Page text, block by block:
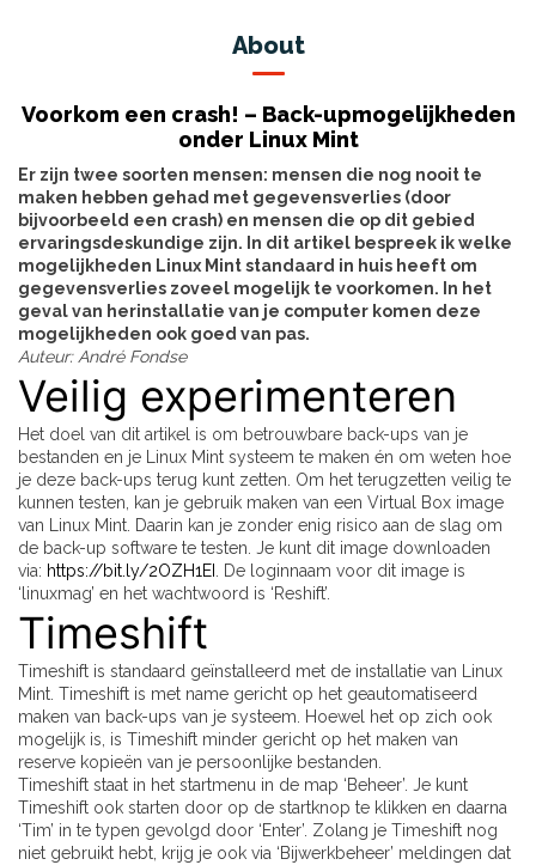
About
Voorkom een crash! – Back-upmogelijkheden
onder Linux Mint
Er zijn twee soorten mensen: mensen die nog nooit te
maken hebben gehad met gegevensverlies (door
bijvoorbeeld een crash) en mensen die op dit gebied
ervaringsdeskundige zijn. In dit artikel bespreek ik welke
mogelijkheden Linux Mint standaard in huis heeft om
gegevensverlies zoveel mogelijk te voorkomen. In het
geval van herinstallatie van je computer komen deze
mogelijkheden ook goed van pas.
Auteur: André Fondse
Veilig experimenteren
Het doel van dit artikel is om betrouwbare back-ups van je
bestanden en je Linux Mint systeem te maken én om weten hoe
je deze back-ups terug kunt zetten. Om het terugzetten veilig te
kunnen testen, kan je gebruik maken van een Virtual Box image
van Linux Mint. Daarin kan je zonder enig risico aan de slag om
de back-up software te testen. Je kunt dit image downloaden
via: https://bit.ly/2OZH1EI . De loginnaam voor dit image is
‘linuxmag’ en het wachtwoord is ‘Reshift’.
Timeshift
Timeshift is standaard geïnstalleerd met de installatie van Linux
Mint. Timeshift is met name gericht op het geautomatiseerd
maken van back-ups van je systeem. Hoewel het op zich ook
mogelijk is, is Timeshift minder gericht op het maken van
reserve kopieën van je persoonlijke bestanden.
Timeshift staat in het startmenu in de map ‘Beheer’. Je kunt
Timeshift ook starten door op de startknop te klikken en daarna
‘Tim’ in te typen gevolgd door ‘Enter’. Zolang je Timeshift nog
niet gebruikt hebt, krijg je ook via ‘Bijwerkbeheer’ meldingen dat